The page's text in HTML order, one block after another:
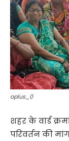
oplus_0
शहर के वार्ड
परिवर्तन की